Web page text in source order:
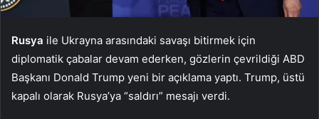
Rusya ile Ukrayna arasındaki savaşı bitirmek için
diplomatik çabalar devam ederken, gözlerin çevrildiği ABD
Başkanı Donald Trump yeni bir açıklama yaptı. Trump, üstü
kapalı olarak Rusya’ya “saldırı” mesajı verdi.